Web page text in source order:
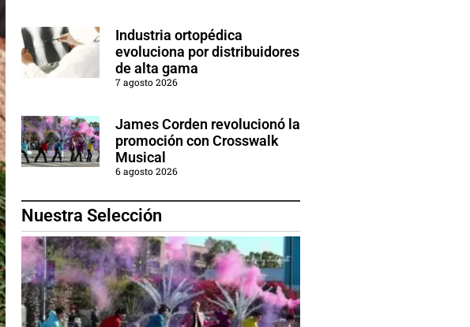
Industria ortopédica
evoluciona por distribuidores
de alta gama
7 agosto 2026
James Corden revolucionó la
promoción con Crosswalk
Musical
6 agosto 2026
Nuestra Selección